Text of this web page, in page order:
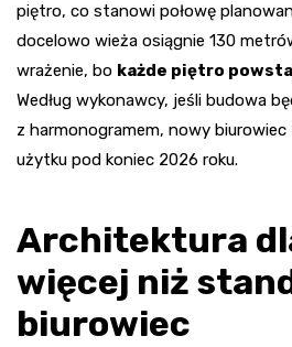
piętro, co stanowi połowę
docelowo wieża osiągnie 130
wrażenie, bo każde piętro
Według wykonawcy, jeśli budowa
z harmonogramem, nowy
użytku pod koniec 2026 roku.
Architektura
więcej niż
biurowiec